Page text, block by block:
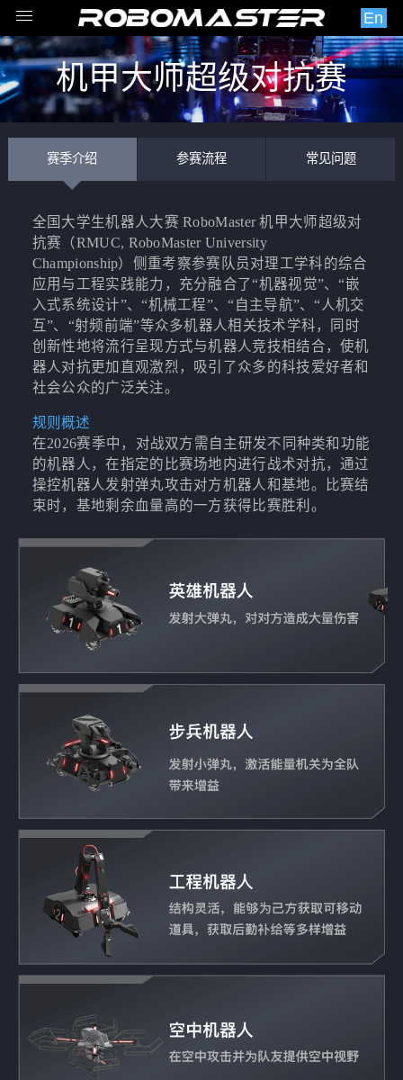
En
机甲大师超级对抗赛
（RMUC）
赛季介绍 参赛流程 常见问题
全国大学生机器人大赛 RoboMaster 机甲大师超级对
抗赛（RMUC, RoboMaster University
Championship）侧重考察参赛队员对理工学科的综合
应用与工程实践能力，充分融合了“机器视觉”、“嵌
入式系统设计”、“机械工程”、“自主导航”、“人机交
互”、“射频前端”等众多机器人相关技术学科，同时
创新性地将流行呈现方式与机器人竞技相结合，使机
器人对抗更加直观激烈，吸引了众多的科技爱好者和
社会公众的广泛关注。
规则概述
在2026赛季中，对战双方需自主研发不同种类和功能
的机器人，在指定的比赛场地内进行战术对抗，通过
操控机器人发射弹丸攻击对方机器人和基地。比赛结
束时，基地剩余血量高的一方获得比赛胜利。